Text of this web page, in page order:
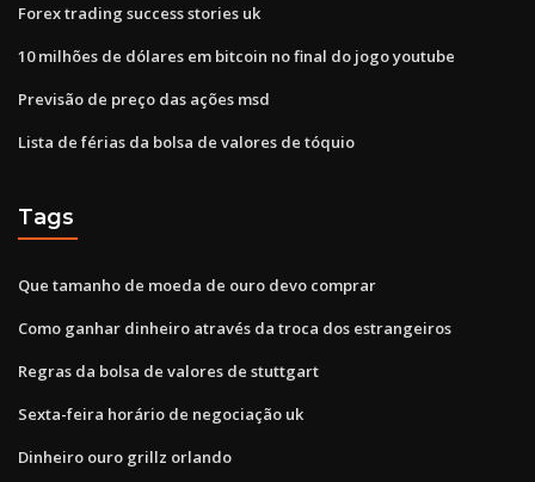
Forex trading success stories uk
10 milhões de dólares em bitcoin no final do jogo youtube
Previsão de preço das ações msd
Lista de férias da bolsa de valores de tóquio
Tags
Que tamanho de moeda de ouro devo comprar
Como ganhar dinheiro através da troca dos estrangeiros
Regras da bolsa de valores de stuttgart
Sexta-feira horário de negociação uk
Dinheiro ouro grillz orlando